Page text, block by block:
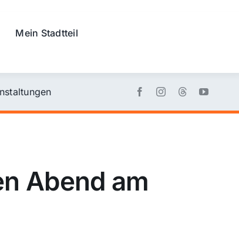
Mein Stadtteil
Abend am